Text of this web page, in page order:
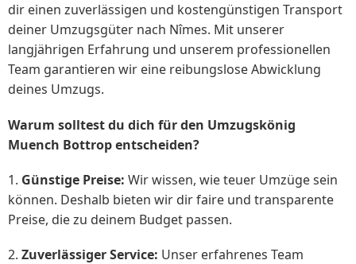
dir einen zuverlässigen und kostengünstigen Transport
deiner Umzugsgüter nach Nîmes. Mit unserer
langjährigen Erfahrung und unserem professionellen
Team garantieren wir eine reibungslose Abwicklung
deines Umzugs.
Warum solltest du dich für den Umzugskönig
Muench Bottrop entscheiden?
1. Günstige Preise: Wir wissen, wie teuer Umzüge sein
können. Deshalb bieten wir dir faire und transparente
Preise, die zu deinem Budget passen.
2. Zuverlässiger Service: Unser erfahrenes Team